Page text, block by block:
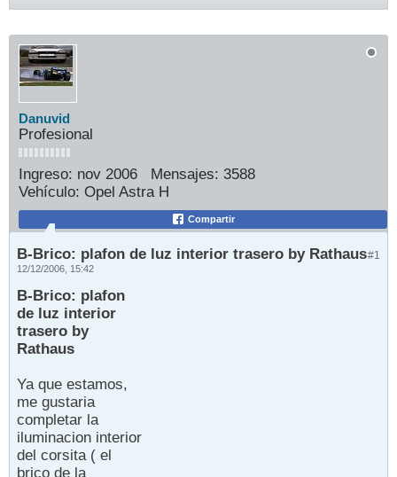
Danuvid
Profesional
Ingreso: nov 2006 Mensajes: 3588
Vehículo: Opel Astra H
Compartir
#1
B-Brico: plafon de luz interior trasero by Rathaus
12/12/2006, 15:42
B-Brico: plafon
de luz interior
trasero by
Rathaus
Ya que estamos,
me gustaria
completar la
iluminacion interior
del corsita ( el
brico de la